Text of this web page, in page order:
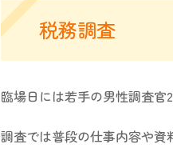
税務調査
臨場日には若手の男性調査官
調査では普段の仕事内容や